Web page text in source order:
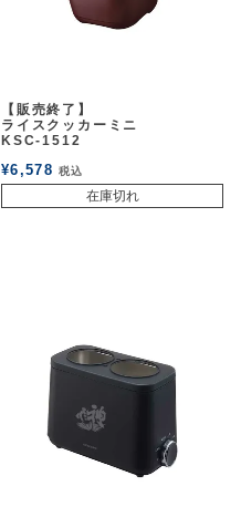
【販売終了】
ライスクッカーミニ
KSC-1512
¥6,578 税込
在庫切れ